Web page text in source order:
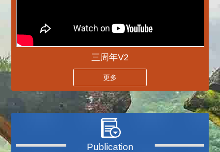
三周年V2
更多